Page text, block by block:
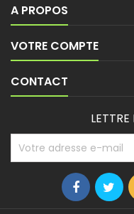
A PROPOS
VOTRE COMPTE
CONTACT